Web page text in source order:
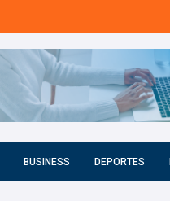
BUSINESS DEPORTES